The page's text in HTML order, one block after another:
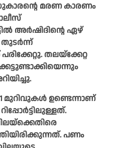
മരണ കാരണം
അര്‍ഷിദിന്റെ ഏഴ്
തുടര്‍ന്ന്
തലയ്ക്കേറ്റ
മുറിവുകള്‍ ഉണ്ടെന്നാണ്
പണം